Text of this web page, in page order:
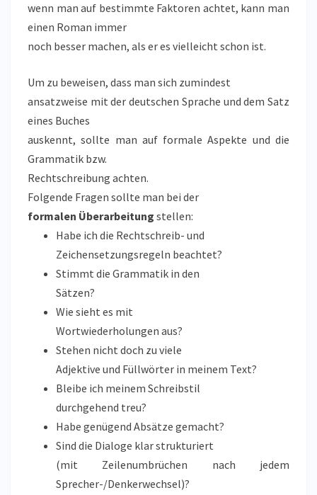
wenn man auf bestimmte Faktoren achtet, kann man
einen Roman immer
noch besser machen, als er es vielleicht schon ist.
Um zu beweisen, dass man sich zumindest
ansatzweise mit der deutschen Sprache und dem Satz
eines Buches
auskennt, sollte man auf formale Aspekte und die
Grammatik bzw.
Rechtschreibung achten.
Folgende Fragen sollte man bei der
formalen Überarbeitung stellen:
Habe ich die Rechtschreib- und
Zeichensetzungsregeln beachtet?
Stimmt die Grammatik in den
Sätzen?
Wie sieht es mit
Wortwiederholungen aus?
Stehen nicht doch zu viele
Adjektive und Füllwörter in meinem Text?
Bleibe ich meinem Schreibstil
durchgehend treu?
Habe genügend Absätze gemacht?
Sind die Dialoge klar strukturiert
(mit Zeilenumbrüchen nach jedem
Sprecher-/Denkerwechsel)?